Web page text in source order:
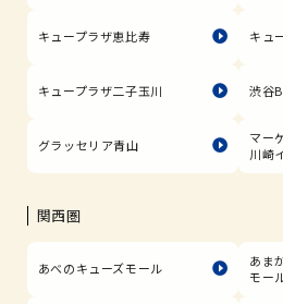
キュープラザ恵比寿 キュ
キュープラザ二子玉川 渋谷
グラッセリア青山
マー
川崎
関西圏
あべのキューズモール
あま
モー